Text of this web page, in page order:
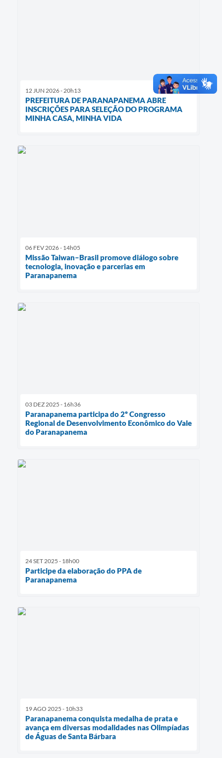
12 JUN 2026 - 20h13
PREFEITURA DE PARANAPANEMA ABRE
INSCRIÇÕES PARA SELEÇÃO DO PROGRAMA
MINHA CASA, MINHA VIDA
06 FEV 2026 - 14h05
Missão Taiwan–Brasil promove diálogo sobre
tecnologia, inovação e parcerias em
Paranapanema
03 DEZ 2025 - 16h36
Paranapanema participa do 2º Congresso
Regional de Desenvolvimento Econômico do Vale
do Paranapanema
24 SET 2025 - 18h00
Participe da elaboração do PPA de
Paranapanema
19 AGO 2025 - 10h33
Paranapanema conquista medalha de prata e
avança em diversas modalidades nas Olimpíadas
de Águas de Santa Bárbara